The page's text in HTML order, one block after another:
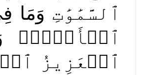
ٱلسَّمَٰوَٰتِ وَمَا
ٱلۡأَرۡضِۖ
ٱلۡعَزِيزُ